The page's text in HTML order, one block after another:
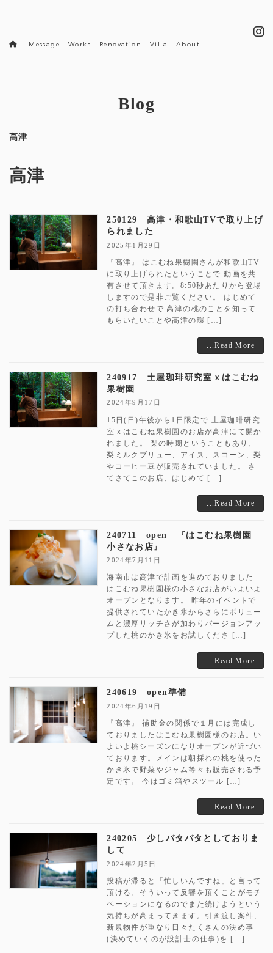
Message Works Renovation Villa About
Blog
高津
高津
250129 高津・和歌山TVで取り上げ
られました
2025年1月29日
『高津』 はこむね果樹園さんが和歌山TV
に取り上げられたということで 動画を共
有させて頂きます。8:50秒あたりから登場
しますので是非ご覧ください。 はじめて
の打ち合わせで 高津の桃のことを知って
もらいたいことや高津の環 […]
...Read More
240917 土屋珈琲研究室ｘはこむね
果樹園
2024年9月17日
15日(日)午後から1日限定で 土屋珈琲研究
室ｘはこむね果樹園のお店が高津にて開か
れました。 梨の時期ということもあり、
梨ミルクブリュー、アイス、スコーン、梨
やコーヒー豆が販売されていました。 さ
てさてこのお店、はじめて […]
...Read More
240711 open 『はこむね果樹園
小さなお店』
2024年7月11日
海南市は高津で計画を進めておりました
はこむね果樹園様の小さなお店がいよいよ
オープンとなります。 昨年のイベントで
提供されていたかき氷からさらにボリュー
ムと濃厚リッチさが加わりバージョンアッ
プした桃のかき氷をお試しくださ […]
...Read More
240619 open準備
2024年6月19日
『高津』 補助金の関係で１月には完成し
ておりましたはこむね果樹園様のお店。い
よいよ桃シーズンになりオープンが近づい
ております。メインは朝採れの桃を使った
かき氷で野菜やジャム等々も販売される予
定です。 今はゴミ箱やスツール […]
...Read More
240205 少しバタバタとしておりま
して
2024年2月5日
投稿が滞ると「忙しいんですね」と言って
頂ける。そういって反響を頂くことがモチ
ベーションになるのでまた続けようという
気持ちが高まってきます。引き渡し案件、
新規物件が重なり日々たくさんの決め事
(決めていくのが設計士の仕事)を […]